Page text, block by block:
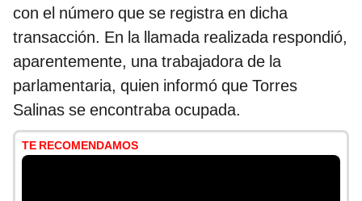
con el número que se registra en dicha
transacción. En la llamada realizada respondió,
aparentemente, una trabajadora de la
parlamentaria, quien informó que Torres
Salinas se encontraba ocupada.
TE RECOMENDAMOS